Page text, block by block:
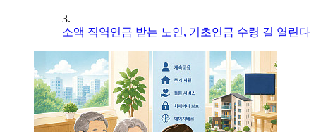
3.
소액 직역연금 받는 노인, 기초연금 수령 길 열린다